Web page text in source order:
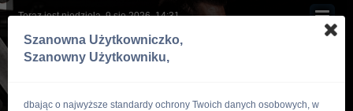
Teraz jest niedziela, 9 sie 2026, 14:31
Szanowna Użytkowniczko,
Szanowny Użytkowniku,
dbając o najwyższe standardy ochrony Twoich danych osobowych, w